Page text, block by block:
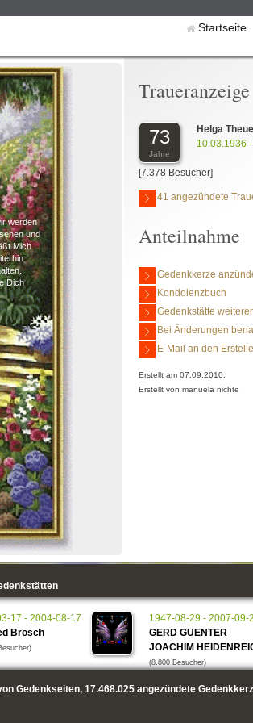
Startseite
werden
und
Mich
Dich
Traueranzeige
73
Jahre
Helga
10.03.1936
[7.378 Besucher]
41 angezündete
Anteilnahme
Gedenkkerze
Kondolenzbuch
Gedenkstätte
Bei Änderungen
E-Mail an den
Erstellt am 07.09.2010,
Erstellt von manuela nichte
17 - 2004-08-17
Brosch
1947-08-29 - 2007-09-
GERD GUENTER
JOACHIM
(8.800 Besucher)
Gedenkseiten, 17.468.025angezündete